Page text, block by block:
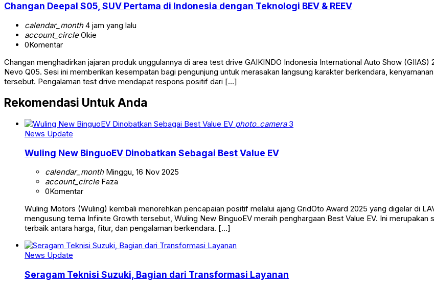
Changan Deepal S05, SUV Pertama di Indonesia dengan Teknologi BEV & REEV
calendar_month4 jam yang lalu
account_circleOkie
0Komentar
Changan menghadirkan jajaran produk unggulannya di area test drive GAIKINDO Indonesia International Auto Show
Nevo Q05. Sesi ini memberikan kesempatan bagi pengunjung untuk merasakan langsung karakter berkendara,
tersebut. Pengalaman test drive mendapat respons positif dari […]
Rekomendasi Untuk Anda
photo_camera3
News Update
Wuling New BinguoEV Dinobatkan Sebagai Best Value EV
calendar_monthMinggu, 16 Nov 2025
account_circleFaza
0Komentar
Wuling Motors (Wuling) kembali menorehkan pencapaian positif melalui ajang GridOto Award 2025 yang digelar di
mengusung tema Infinite Growth tersebut, Wuling New BinguoEV meraih penghargaan Best Value EV. Ini
terbaik antara harga, fitur, dan pengalaman berkendara. […]
News Update
Seragam Teknisi Suzuki, Bagian dari Transformasi Layanan